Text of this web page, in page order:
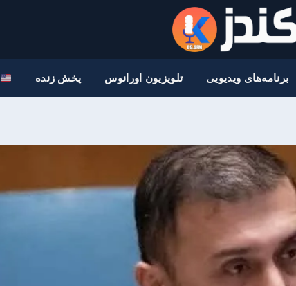
برنامه‌های ویدیویی تلویزیون اورانوس پخش زنده